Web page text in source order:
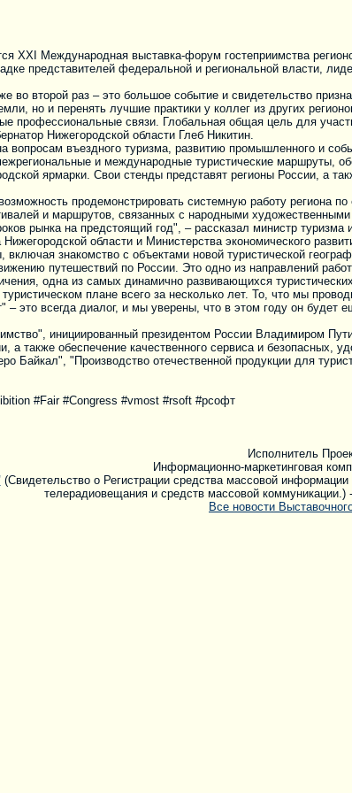
XXI Международная выставка-форум гостеприимства
представителей федеральной и региональной власти,
второй раз – это большое событие и свидетельство
но и перенять лучшие практики у коллег из других
профессиональные связи. Глобальная общая цель для
Нижегородской области Глеб Никитин.
вопросам въездного туризма, развитию промышленного и
и международные туристические маршруты,
ярмарки. Свои стенды представят регионы России, а
продемонстрировать системную работу региона
и маршрутов, связанных с народными
рынка на предстоящий год", – рассказал министр
области и Министерства экономического
знакомство с объектами новой туристической
путешествий по России. Это одно из направлений
одна из самых динамично развивающихся
плане всего за несколько лет. То, что мы
– это всегда диалог, и мы уверены, что в этом году он
инициированный президентом России Владимиром
а также обеспечение качественного сервиса и
Байкал", "Производство отечественной продукции для
#Fair #Congress #vmost #rsoft #рсофт
Исполнитель
Информационно-маркетинговая
(Свидетельство о Регистрации средства массовой
телерадиовещания и средств массовой
Все новости